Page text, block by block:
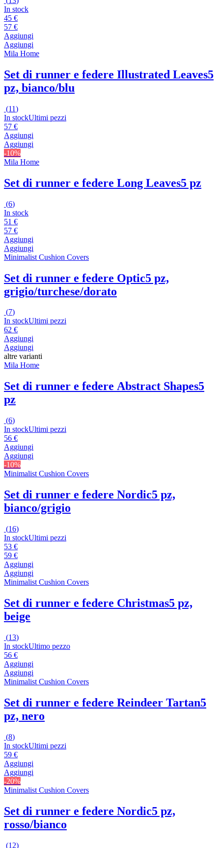
In stock
45 €
57 €
Aggiungi
Aggiungi
Mila Home
Set di runner e federe Illustrated Leaves5
pz, bianco/blu
(11)
In stockUltimi pezzi
57 €
Aggiungi
Aggiungi
-10%
Mila Home
Set di runner e federe Long Leaves5 pz
(6)
In stock
51 €
57 €
Aggiungi
Aggiungi
Minimalist Cushion Covers
Set di runner e federe Optic5 pz,
grigio/turchese/dorato
(7)
In stockUltimi pezzi
62 €
Aggiungi
Aggiungi
altre varianti
Mila Home
Set di runner e federe Abstract Shapes5
pz
(6)
In stockUltimi pezzi
56 €
Aggiungi
Aggiungi
-10%
Minimalist Cushion Covers
Set di runner e federe Nordic5 pz,
bianco/grigio
(16)
In stockUltimi pezzi
53 €
59 €
Aggiungi
Aggiungi
Minimalist Cushion Covers
Set di runner e federe Christmas5 pz,
beige
(13)
In stockUltimo pezzo
56 €
Aggiungi
Aggiungi
Minimalist Cushion Covers
Set di runner e federe Reindeer Tartan5
pz, nero
(8)
In stockUltimi pezzi
59 €
Aggiungi
Aggiungi
-20%
Minimalist Cushion Covers
Set di runner e federe Nordic5 pz,
rosso/bianco
(12)